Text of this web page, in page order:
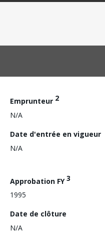
Emprunteur 2
N/A
Date d'entrée en vigueur
N/A
Approbation FY3
1995
Date de clôture
N/A